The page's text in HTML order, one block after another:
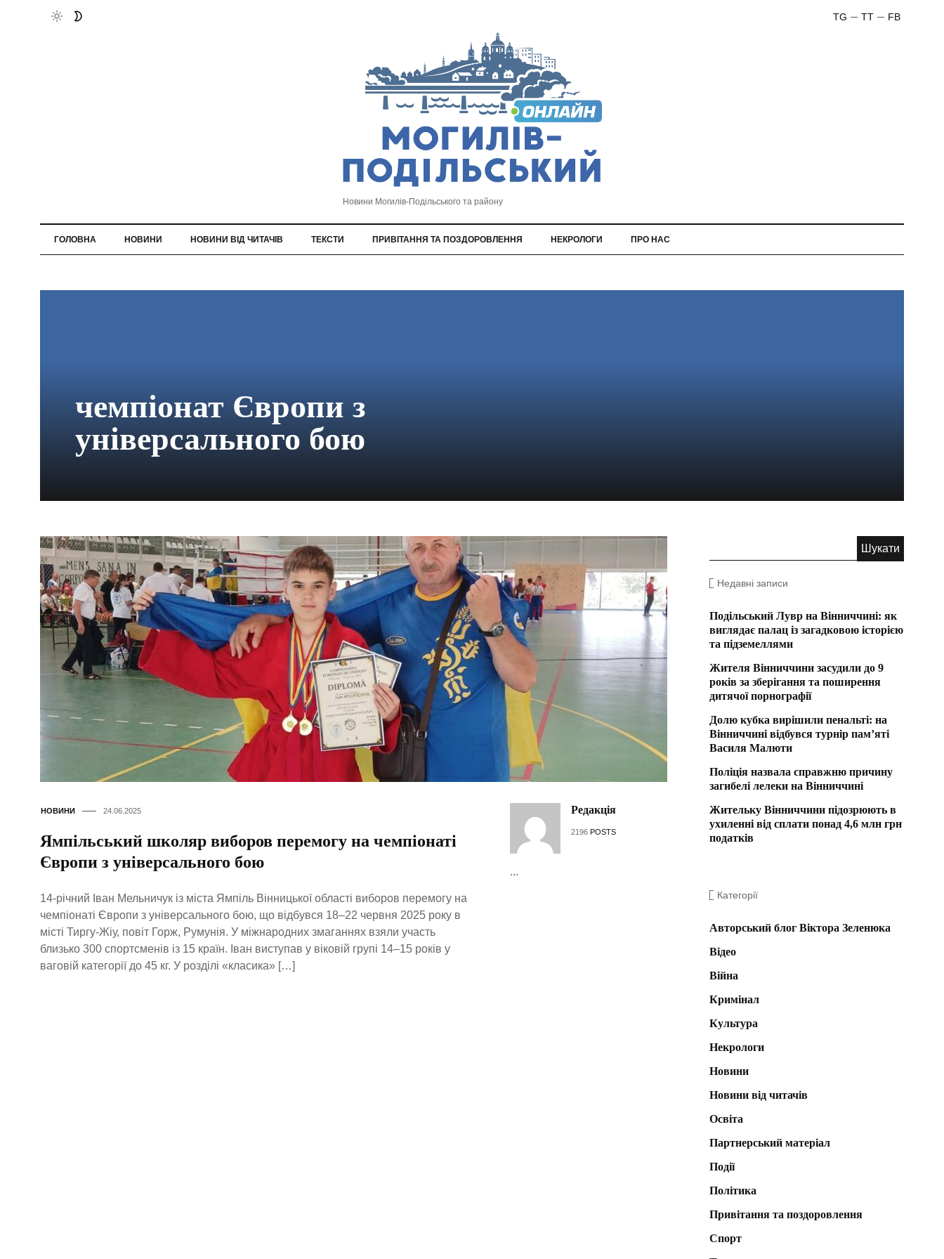
FB
TT
TG
Новини Могилів-Подільського та району
ГОЛОВНА НОВИНИ НОВИНИ ВІД ЧИТАЧІВ ТЕКСТИ ПРИВІТАННЯ ТА ПОЗДОРОВЛЕННЯ НЕКРОЛОГИ ПРО НАС
чемпіонат Європи з
універсального бою
НОВИНИ 24.06.2025
Ямпільський школяр виборов перемогу на чемпіонаті
Європи з універсального бою
14-річний Іван Мельничук із міста Ямпіль Вінницької області виборов перемогу на
чемпіонаті Європи з універсального бою, що відбувся 18–22 червня 2025 року в
місті Тиргу-Жіу, повіт Горж, Румунія. У міжнародних змаганнях взяли участь
близько 300 спортсменів із 15 країн. Іван виступав у віковій групі 14–15 років у
ваговій категорії до 45 кг. У розділі «класика» […]
Редакція
2196 POSTS
...
Недавні записи
Подільський Лувр на Вінниччині: як
виглядає палац із загадковою історією
та підземеллями
Жителя Вінниччини засудили до 9
років за зберігання та поширення
дитячої порнографії
Долю кубка вирішили пенальті: на
Вінниччині відбувся турнір пам’яті
Василя Малюти
Поліція назвала справжню причину
загибелі лелеки на Вінниччині
Жительку Вінниччини підозрюють в
ухиленні від сплати понад 4,6 млн грн
податків
Категорії
Авторський блог Віктора Зеленюка
Відео
Війна
Кримінал
Культура
Некрологи
Новини
Новини від читачів
Освіта
Партнерський матеріал
Події
Політика
Привітання та поздоровлення
Спорт